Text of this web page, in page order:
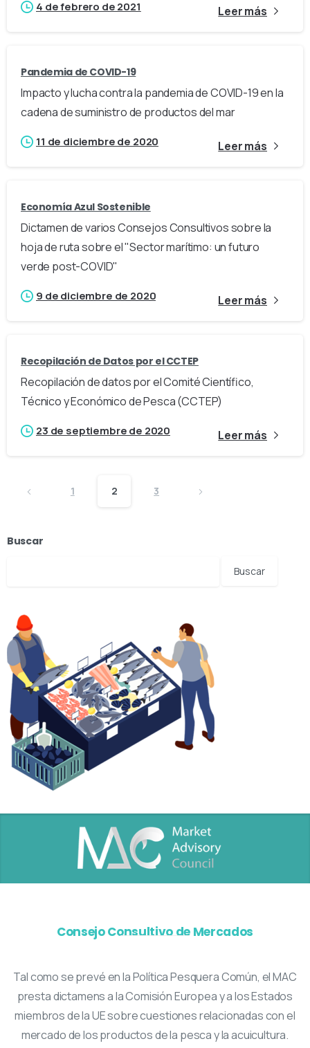
4 de febrero de 2021 Leer más
Pandemia de COVID-19
Impacto y lucha contra la pandemia de COVID-19 en la
cadena de suministro de productos del mar
11 de diciembre de 2020 Leer más
Economía Azul Sostenible
Dictamen de varios Consejos Consultivos sobre la
hoja de ruta sobre el "Sector marítimo: un futuro
verde post-COVID"
9 de diciembre de 2020 Leer más
Recopilación de Datos por el CCTEP
Recopilación de datos por el Comité Científico,
Técnico y Económico de Pesca (CCTEP)
23 de septiembre de 2020 Leer más
1 2 3
Buscar
Consejo Consultivo de Mercados
Tal como se prevé en la Política Pesquera Común, el MAC
presta dictamens a la Comisión Europea y a los Estados
miembros de la UE sobre cuestiones relacionadas con el
mercado de los productos de la pesca y la acuicultura.